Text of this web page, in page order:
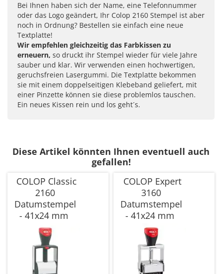
Bei Ihnen haben sich der Name, eine Telefonnummer
oder das Logo geändert, Ihr Colop 2160 Stempel ist aber
noch in Ordnung? Bestellen sie einfach eine neue
Textplatte!
Wir empfehlen gleichzeitig das Farbkissen zu
erneuern, so druckt ihr Stempel wieder für viele Jahre
sauber und klar. Wir verwenden einen hochwertigen,
geruchsfreien Lasergummi. Die Textplatte bekommen
sie mit einem doppelseitigen Klebeband geliefert, mit
einer Pinzette können sie diese problemlos tauschen.
Ein neues Kissen rein und los geht´s.
Diese Artikel könnten Ihnen eventuell auch
gefallen!
COLOP Classic
2160
Datumstempel
- 41x24 mm
COLOP Expert
3160
Datumstempel
- 41x24 mm